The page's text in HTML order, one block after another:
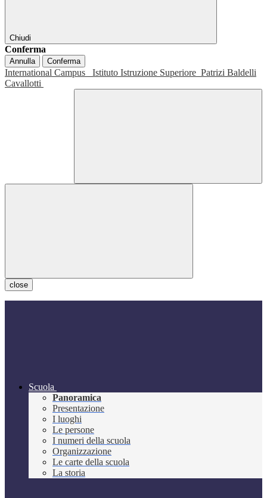
Chiudi
Conferma
Annulla Conferma
International Campus Istituto Istruzione Superiore Patrizi Baldelli
Cavallotti
close
Scuola
Panoramica
Presentazione
I luoghi
Le persone
I numeri della scuola
Organizzazione
Le carte della scuola
La storia